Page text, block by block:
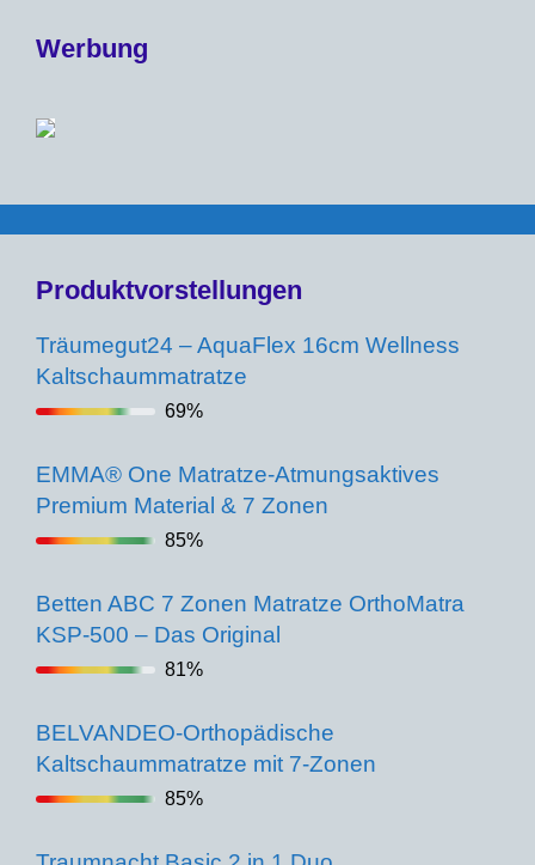
Werbung
Produktvorstellungen
Träumegut24 – AquaFlex 16cm Wellness
Kaltschaummatratze
69%
EMMA® One Matratze-Atmungsaktives
Premium Material & 7 Zonen
85%
Betten ABC 7 Zonen Matratze OrthoMatra
KSP-500 – Das Original
81%
BELVANDEO-Orthopädische
Kaltschaummatratze mit 7-Zonen
85%